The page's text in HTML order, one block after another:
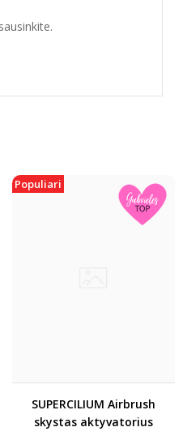
Populiari
SUPERCILIUM Airbrush
skystas aktyvatorius